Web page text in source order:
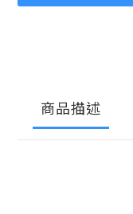
商品描述